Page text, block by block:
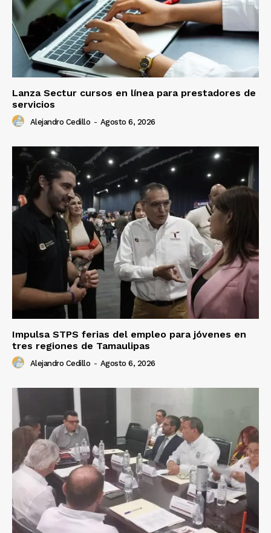
Lanza Sectur cursos en línea para prestadores de
servicios
Alejandro Cedillo - Agosto 6, 2026
Impulsa STPS ferias del empleo para jóvenes en
tres regiones de Tamaulipas
Alejandro Cedillo - Agosto 6, 2026